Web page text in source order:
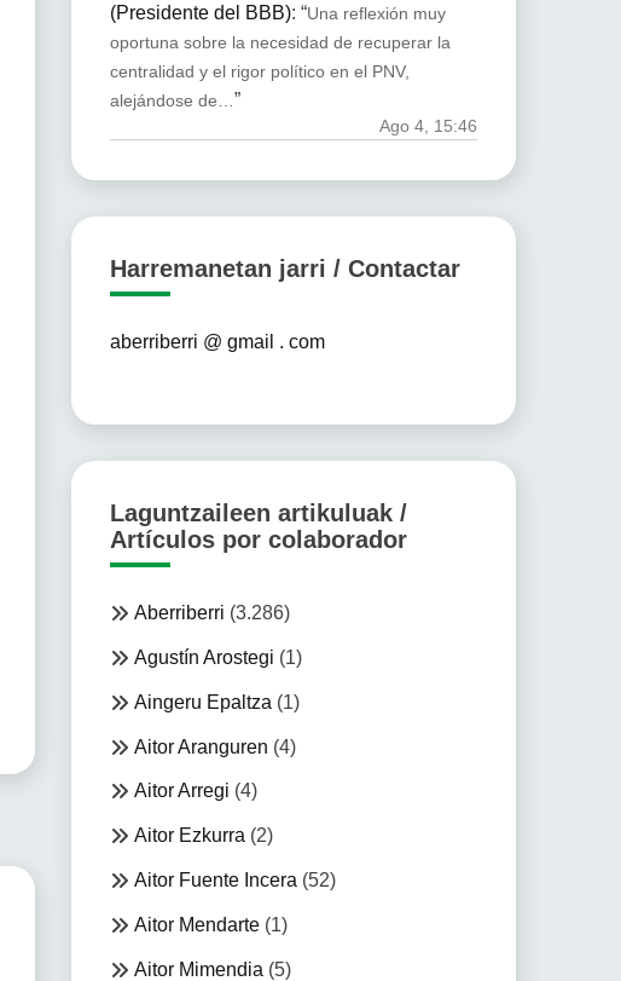
(Presidente del BBB): “Una reflexión muy
oportuna sobre la necesidad de recuperar la
centralidad y el rigor político en el PNV,
alejándose de…”
Ago 4, 15:46
Harremanetan jarri / Contactar
aberriberri @ gmail . com
Laguntzaileen artikuluak /
Artículos por colaborador
Aberriberri (3.286)
Agustín Arostegi (1)
Aingeru Epaltza (1)
Aitor Aranguren (4)
Aitor Arregi (4)
Aitor Ezkurra (2)
Aitor Fuente Incera (52)
Aitor Mendarte(1)
Aitor Mimendia (5)